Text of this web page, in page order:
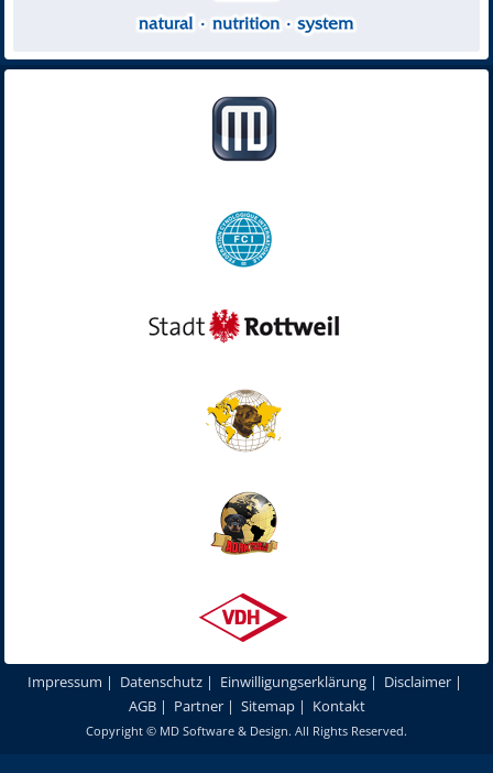
Impressum | Datenschutz | Einwilligungserklärung | Disclaimer |
AGB| Partner| Sitemap| Kontakt
Copyright © MD Software & Design. All Rights Reserved.